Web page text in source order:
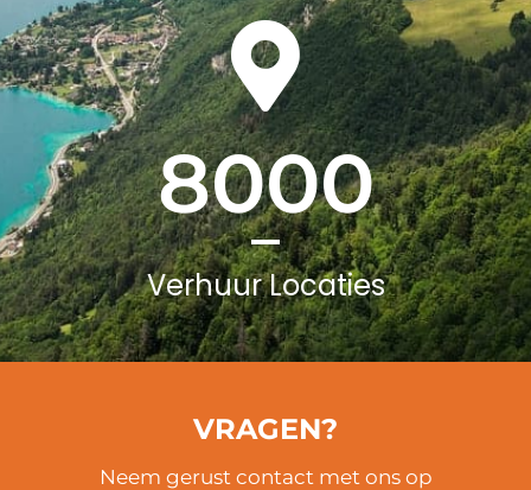
8000
Verhuur Locaties
VRAGEN?
Neem gerust contact met ons op